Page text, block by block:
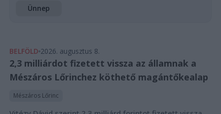
Ünnep
BELFÖLD 2026. augusztus 8.
2,3 milliárdot fizetett vissza az államnak a
Mészáros Lőrinchez köthető magántőkealap
Mészáros Lőrinc